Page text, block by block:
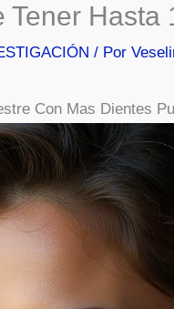
Tener Hasta
/ Por
Con Mas Dientes